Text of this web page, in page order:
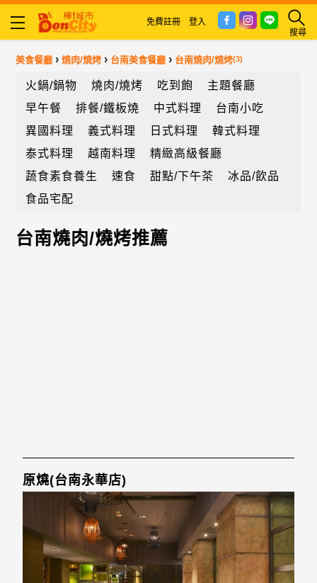
搜尋
免費註冊 登入
美食餐廳 ›燒肉/燒烤 › 台南美食餐廳 › 台南燒肉/燒烤(3)
火鍋/鍋物 燒肉/燒烤 吃到飽
主題餐廳
早午餐
排餐/鐵板燒 中式料理
台南小吃
異國料理
義式料理 日式料理
韓式料理
泰式料理
越南料理
精緻高級餐廳
蔬食素食養生
速食 甜點/下午茶
冰品/飲品
食品宅配
台南燒肉/燒烤推薦
原燒(台南永華店)